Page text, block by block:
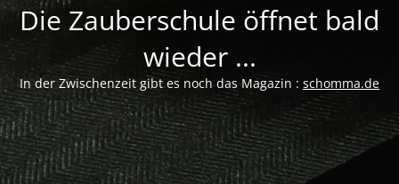
Die Zauberschule öffnet bald
wieder ...
In der Zwischenzeit gibt es noch das Magazin : schomma.de